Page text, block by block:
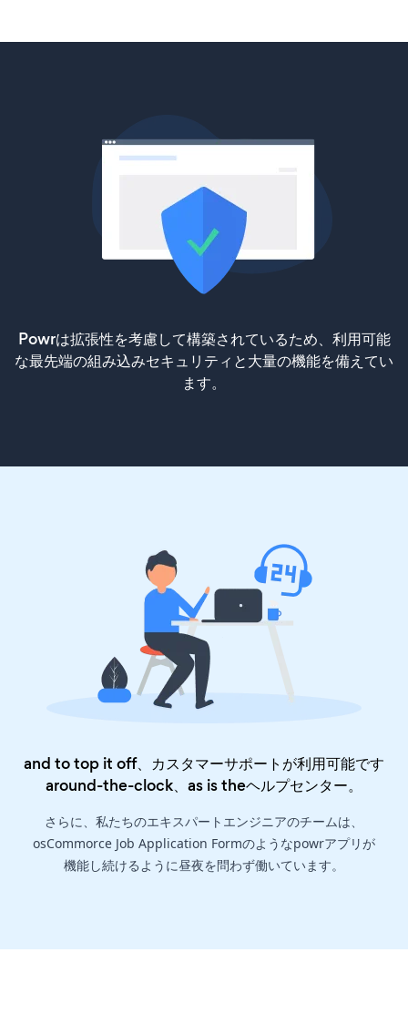
Powrは拡張性を考慮して構築されているため、利用可能
な最先端の組み込みセキュリティと大量の機能を備えてい
ます。
and to top it off、カスタマーサポートが利用可能です
around-the-clock、as is theヘルプセンター。
さらに、私たちのエキスパートエンジニアのチームは、
osCommorce Job Application Formのようなpowrアプリが
機能し続けるように昼夜を問わず働いています。